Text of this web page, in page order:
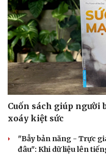
Cuốn sách giúp
xoáy kiệt sức
"Bẫy bản năng - Trực
đâu": Khi dữ liệu lên